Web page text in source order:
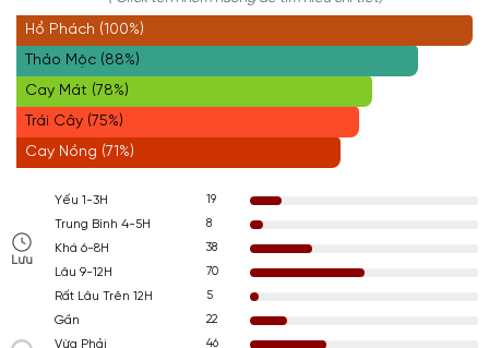
Hổ Phách (100%)
Thảo Mộc (88%)
Cay Mát (78%)
Trái Cây (75%)
Cay Nồng (71%)
Lưu
Yếu 1-3H
19
Trung Bình 4-5H
8
Khá 6-8H
38
Lâu 9-12H
70
Rất Lâu Trên 12H
5
Gần
22
Vừa Phải
46